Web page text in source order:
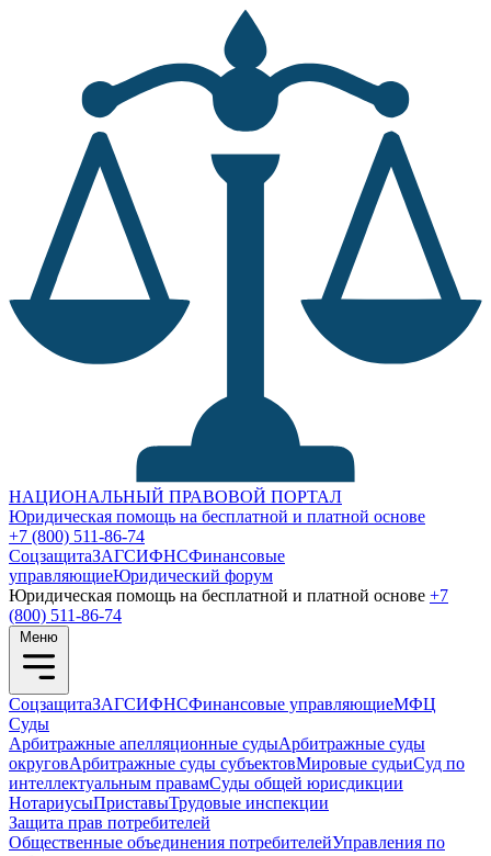
НАЦИОНАЛЬНЫЙ ПРАВОВОЙ ПОРТАЛ
Юридическая помощь на бесплатной и платной основе
+7 (800) 511-86-74
СоцзащитаЗАГСИФНСФинансовые
управляющиеЮридический форум
Юридическая помощь на бесплатной и платной основе +7
(800) 511-86-74
Меню
СоцзащитаЗАГСИФНСФинансовые управляющиеМФЦ
Суды
Арбитражные апелляционные судыАрбитражные суды
округовАрбитражные суды субъектовМировые судьиСуд по
интеллектуальным правамСуды общей юрисдикции
НотариусыПриставыТрудовые инспекции
Защита прав потребителей
Общественные объединения потребителейУправления по